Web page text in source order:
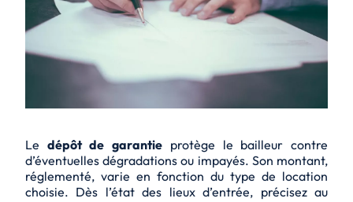
Le dépôt de garantie protège le bailleur contre
d’éventuelles dégradations ou impayés. Son montant,
réglementé, varie en fonction du type de location
choisie. Dès l’état des lieux d’entrée, précisez au